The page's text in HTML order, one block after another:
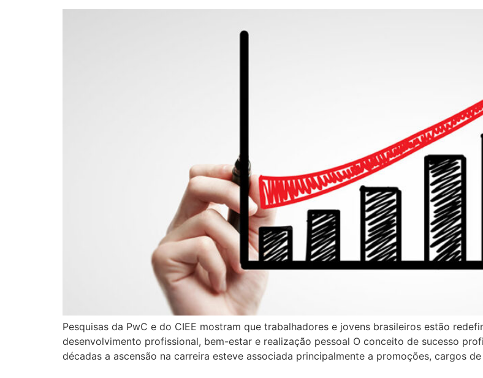
Pesquisas da PwC e do CIEE mostram que trabalhadores e jovens brasileiros estão
desenvolvimento profissional, bem-estar e realização pessoal O conceito de sucesso
décadas a ascensão na carreira esteve associada principalmente a promoções, cargos